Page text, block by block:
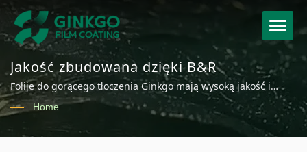
Jakość zbudowana dzięki B&R
Folije do gorącego tłoczenia Ginkgo mają wysoką jakość i
różnorodne opcje. Aby osiągnąć cel zrównoważonego rozwoju
i zielonej firmy, oprócz certyfikacji ISO 9001, wprowadziliśmy
również piec termiczny RTO, aby uniknąć substancji
niebezpiecznych.
Home